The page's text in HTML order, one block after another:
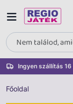
Ingyen szállítás
Főoldal